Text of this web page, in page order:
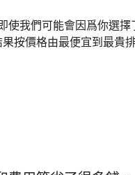
使我們可能會因爲你選
按價格由最便宜到最貴